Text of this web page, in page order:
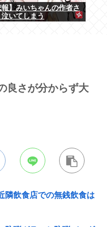
報】みいちゃんの作者さ
いてしまう
良さが分からず大
隣飲食店での無銭飲食は